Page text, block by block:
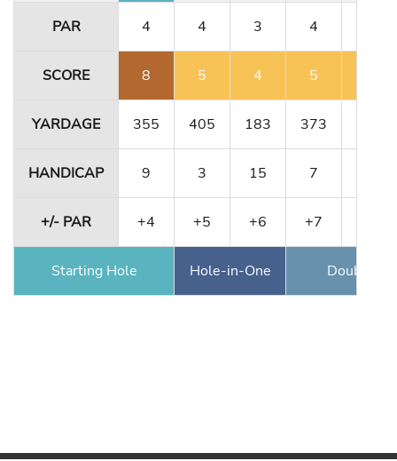
PAR 4 4 3 4
SCORE 8 5 4 5
YARDAGE 355 405 183 373
HANDICAP 9 3 15 7
+/- PAR +4 +5 +6 +7
Starting Hole Hole-in-One Double